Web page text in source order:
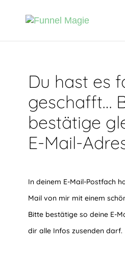
Du hast es
geschafft…
bestätige
E-Mail-
In deinem E-Mail-Postfach
Mail von mir mit einem
Bitte bestätige so deine E-
dir alle Infos zusenden darf.